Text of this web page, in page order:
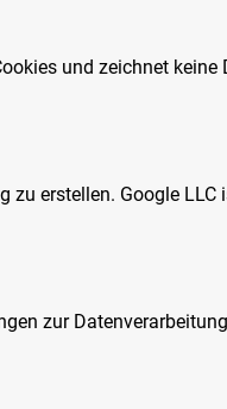
und zeichnet
erstellen. Google LLC
zur